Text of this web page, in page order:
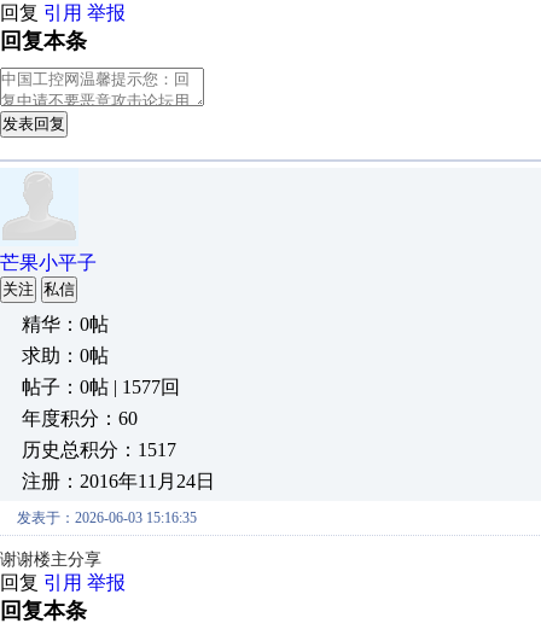
回复 引用 举报
回复本条
发表回复
芒果小平子
关注 私信
精华：0帖
求助：0帖
帖子：0帖 | 1577回
年度积分：60
历史总积分：1517
注册：2016年11月24日
发表于：2026-06-03 15:16:35
谢谢楼主分享
回复 引用 举报
回复本条